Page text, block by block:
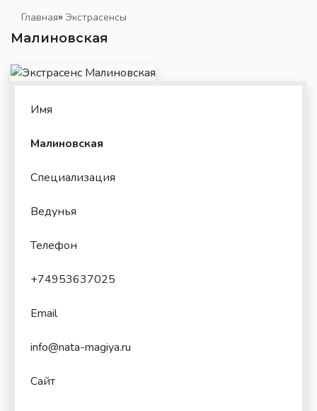
Главная» Экстрасенсы
Малиновская
Имя
Малиновская
Специализация
Ведунья
Телефон
+74953637025
Email
info@nata-magiya.ru
Сайт